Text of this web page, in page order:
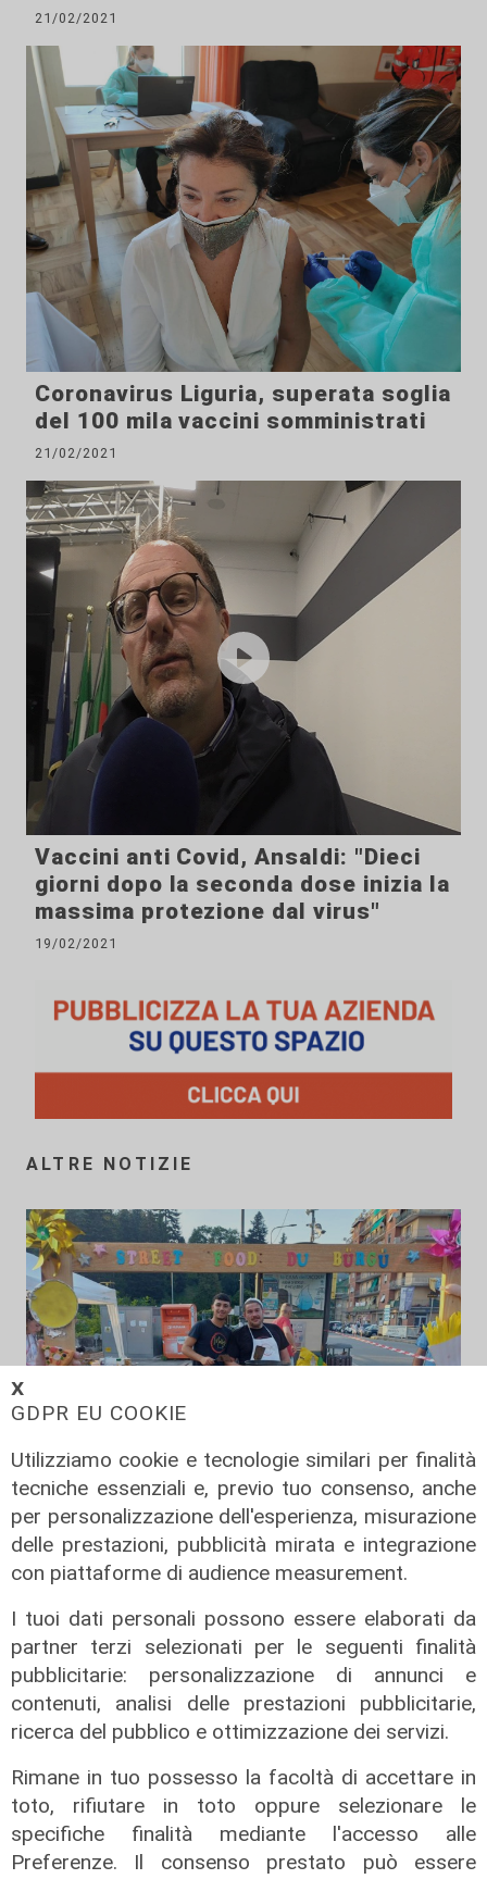
𝗫
GDPR EU COOKIE
Utilizziamo cookie e tecnologie similari per finalità
tecniche essenziali e, previo tuo consenso, anche
per personalizzazione dell'esperienza, misurazione
delle prestazioni, pubblicità mirata e integrazione
con piattaforme di audience measurement.
I tuoi dati personali possono essere elaborati da
partner terzi selezionati per le seguenti finalità
pubblicitarie: personalizzazione di annunci e
contenuti, analisi delle prestazioni pubblicitarie,
ricerca del pubblico e ottimizzazione dei servizi.
Rimane in tuo possesso la facoltà di accettare in
toto, rifiutare in toto oppure selezionare le
specifiche finalità mediante l'accesso alle
Preferenze. Il consenso prestato può essere
21/02/2021
Coronavirus Liguria, superata soglia
del 100 mila vaccini somministrati
21/02/2021
Vaccini anti Covid, Ansaldi: "Dieci
giorni dopo la seconda dose inizia la
massima protezione dal virus"
19/02/2021
ALTRE NOTIZIE
A Ronco Scrivia
Borgo Fornari: la tradizione della
festa patronale, tre giorni di eventi
09/08/2026
di Redazione